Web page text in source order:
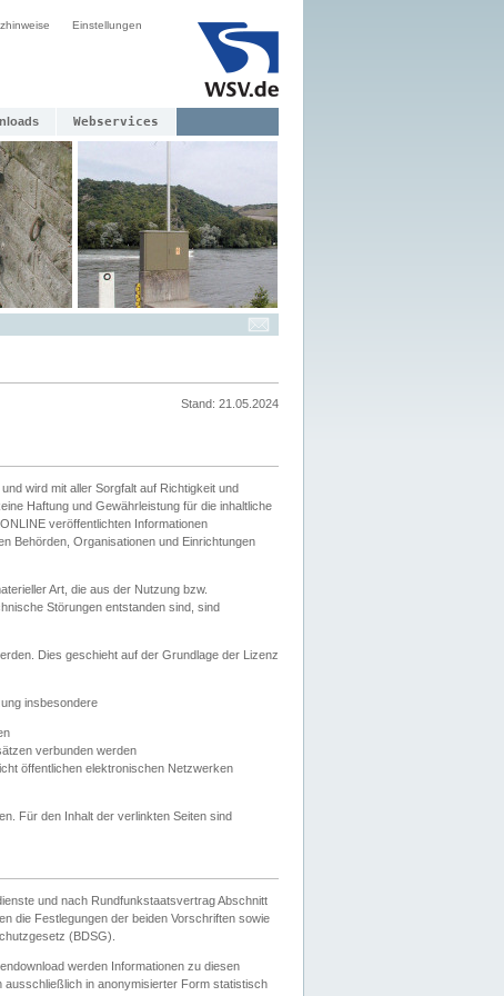
Einstellungen
Webservices
Stand: 21.05.2024
und wird mit aller Sorgfalt auf Richtigkeit und
Haftung und Gewährleistung für die inhaltliche
veröffentlichten Informationen
Behörden, Organisationen und Einrichtungen
Art, die aus der Nutzung bzw.
Störungen entstanden sind, sind
Dies geschieht auf der Grundlage der Lizenz
insbesondere
verbunden werden
öffentlichen elektronischen Netzwerken
Für den Inhalt der verlinkten Seiten sind
und nach Rundfunkstaatsvertrag Abschnitt
die Festlegungen der beiden Vorschriften sowie
(BDSG).
werden Informationen zu diesen
in anonymisierter Form statistisch